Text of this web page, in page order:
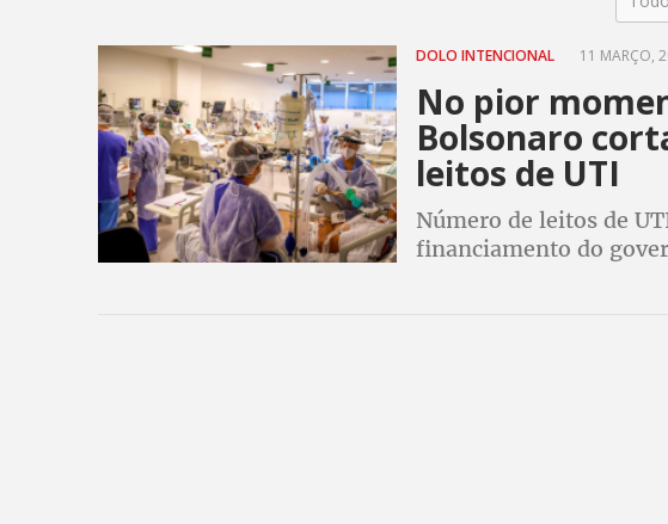
DOLO INTENCIONAL 11 MARÇO,
No pior
Bolsonaro
leitos de UTI
Número de leitos de
financiamento do